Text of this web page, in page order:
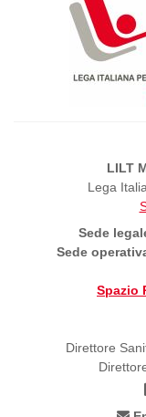
LILT
Lega
Sede
Sede
Spazio
Direttore